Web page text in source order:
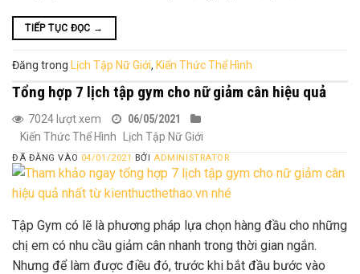
TIẾP TỤC ĐỌC →
Đăng trong Lịch Tập Nữ Giới, Kiến Thức Thể Hình
Tổng hợp 7 lịch tập gym cho nữ giảm cân hiệu quả
7024 lượt xem
06/05/2021
Kiến Thức Thể Hình
Lịch Tập Nữ Giới
ĐÃ ĐĂNG VÀO 04/01/2021 BỞIADMINISTRATOR
Tập Gym có lẽ là phương pháp lựa chọn hàng đầu cho những
chị em có nhu cầu giảm cân nhanh trong thời gian ngắn.
Nhưng để làm được điều đó, trước khi bắt đầu bước vào